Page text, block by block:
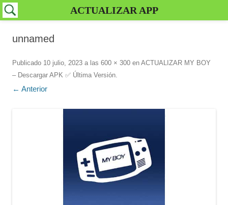
unnamed
Publicado 10 julio, 2023 a las 600 × 300 en ACTUALIZAR MY BOY
– Descargar APK ✅️ Última Versión.
← Anterior
ACTUALIZAR APP